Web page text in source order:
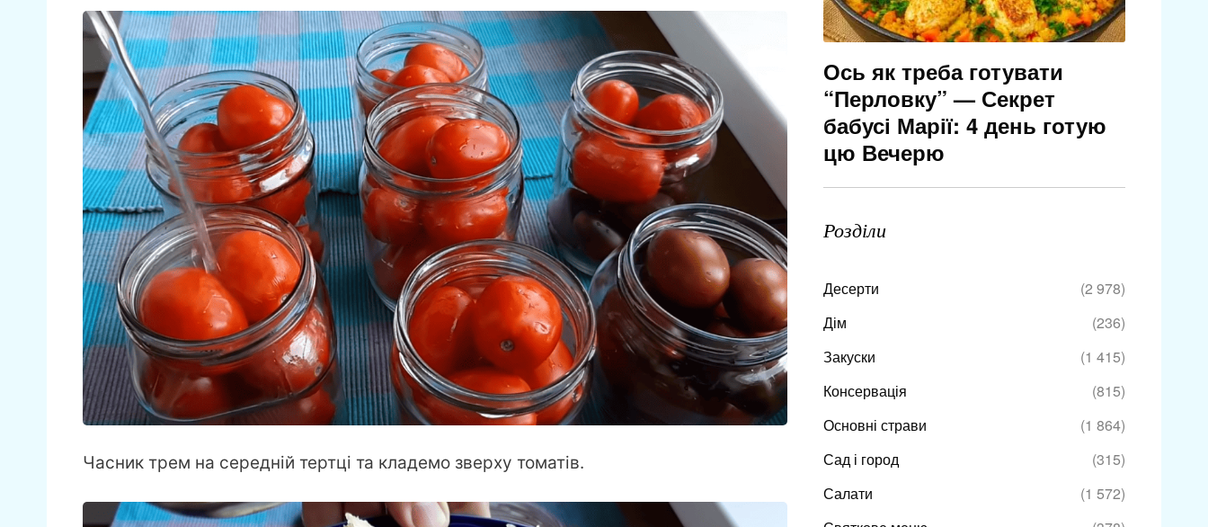
Часник трем на середній тертці та кладемо зверху томатів.
Ось як треба готувати
“Перловку” — Секрет
бабусі Марії: 4 день готую
цю Вечерю
Розділи
Десерти
(2 978)
Дім
(236)
Закуски
(1 415)
Консервація
(815)
Основні страви
(1 864)
Сад і город
(315)
Салати
(1 572)